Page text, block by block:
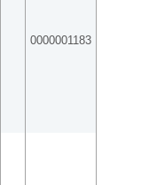
0000001183